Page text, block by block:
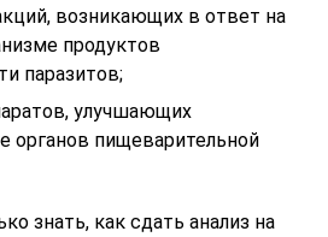
возникающих в ответ на
продуктов
паразитов;
улучшающих
органов пищеварительной
знать, как сдать анализ на